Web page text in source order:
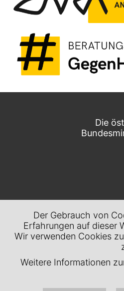
Die
Der Gebrauch von
Erfahrungen auf dieser
Wir verwenden Cookies
Weitere Informationen